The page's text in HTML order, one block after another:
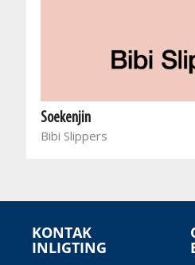
Soekenjin
Bibi Slippers
KONTAK
INLIGTING